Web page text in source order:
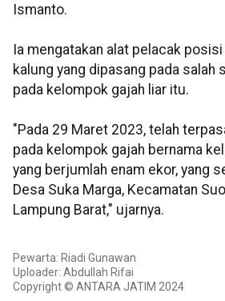
Ismanto.
Ia mengatakan alat pelacak
kalung yang dipasang pada salah
pada kelompok gajah liar itu.
"Pada 29 Maret 2023, telah
pada kelompok gajah bernama
yang berjumlah enam ekor, yang
Desa Suka Marga, Kecamatan
Lampung Barat," ujarnya.
Pewarta: Riadi Gunawan
Uploader: Abdullah Rifai
Copyright © ANTARA JATIM 2024